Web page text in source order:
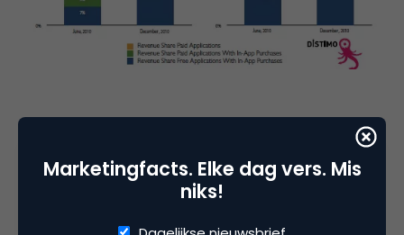
Deel dit artikel
Marketingfacts. Elke dag vers. Mis
niks!